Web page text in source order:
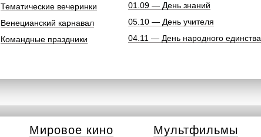
Тематические вечеринки
Венецианский карнавал
Командные праздники
01.09 — День знаний
05.10 — День учителя
04.11 — День народного единства
Мировое кино Мультфильмы